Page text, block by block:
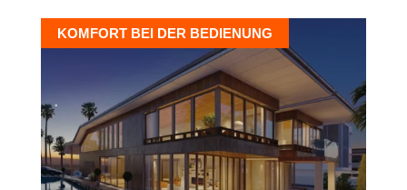
KOMFORT BEI DER BEDIENUNG